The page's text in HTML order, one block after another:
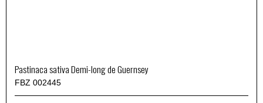
Pastinaca sativa Demi-long de Guernsey
FBZ 002445